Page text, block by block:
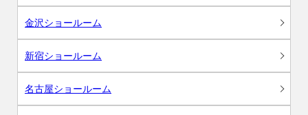
金沢ショールーム
新宿ショールーム
名古屋ショールーム